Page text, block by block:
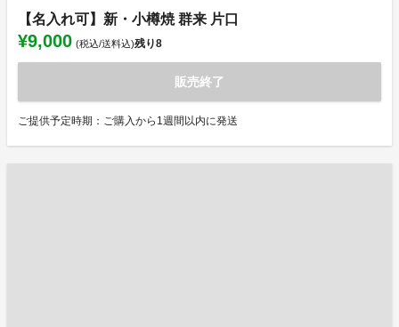
【名入れ可】新・小樽焼 群来 片口
¥9,000 (税込/送料込)残り8
販売終了
ご提供予定時期：ご購入から1週間以内に発送